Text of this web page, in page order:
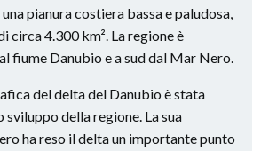
pianura costiera bassa e paludosa,
circa 4.300 km². La regione è
fiume Danubio e a sud dal Mar Nero.
del delta del Danubio è stata
della regione. La sua
ha reso il delta un importante punto